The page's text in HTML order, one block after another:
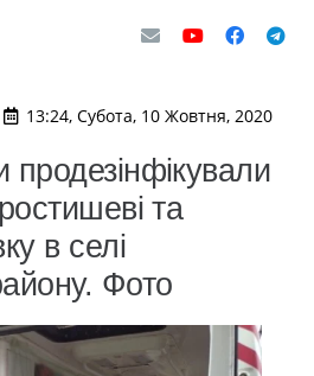
13:24, Субота, 10 Жовтня, 2020
продезінфікували
та
в селі
Фото